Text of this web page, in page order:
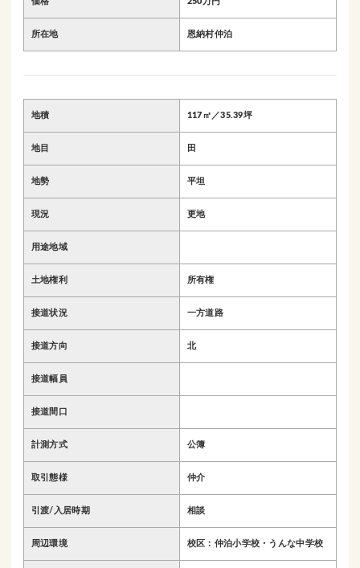
所在地 恩納村仲泊
地積 117㎡／35.39坪
地目 田
地勢 平坦
現況 更地
用途地域
土地権利 所有権
接道状況 一方道路
接道方向 北
接道幅員
接道間口
計測方式 公簿
取引態様 仲介
引渡/入居時期 相談
周辺環境 校区：仲泊小学校・うんな中学校